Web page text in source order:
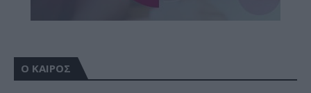
Ο ΚΑΙΡΟΣ